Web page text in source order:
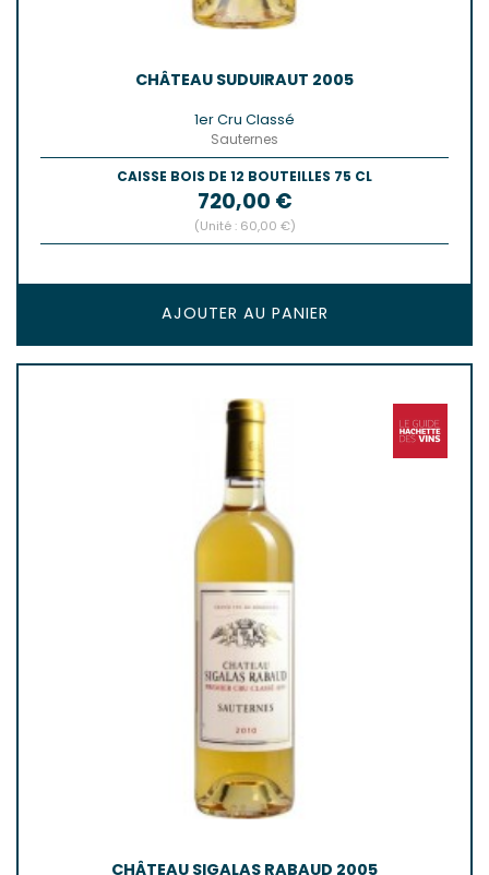
CHÂTEAU SUDUIRAUT 2005
1er Cru Classé
Sauternes
CAISSE BOIS DE 12 BOUTEILLES 75 CL
Prix
720,00 €
(Unité : 60,00 €)
AJOUTER AU PANIER
CHÂTEAU SIGALAS RABAUD 2005